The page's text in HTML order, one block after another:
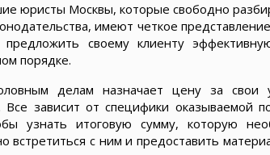
юристы Москвы, которые свободно
имеют четкое
предложить своему клиенту
порядке.
делам назначает цену за свои
Все зависит от специфики оказываемой
узнать итоговую сумму, которую
встретиться с ним и предоставить